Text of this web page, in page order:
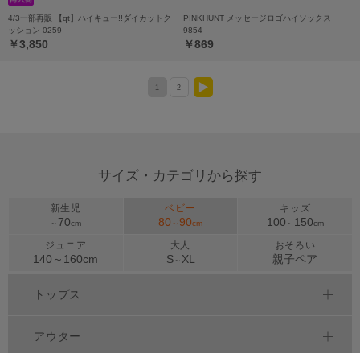
4/3一部再販 【qt】ハイキュー!!ダイカットク
ッション 0259
￥3,850
PINKHUNT メッセージロゴハイソックス
9854
￥869
1 2
サイズ・カテゴリから探す
新生児
～ 70cm
ベビー
80 ～90cm
キッズ
100 ～ 150cm
ジュニア
140～ 160cm
大人
S～ XL
おそろい
親子ペア
トップス
アウター